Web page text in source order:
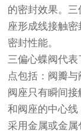
的密封效果。
座形成线接触
密封性能。
三偏心蝶阀代
点包括：阀瓣
阀座只有瞬间
和阀座的中心
采用金属或金